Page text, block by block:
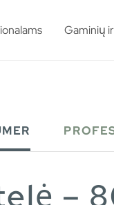
Gaminių
–